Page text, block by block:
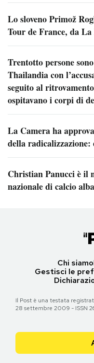
Lo sloveno Primož
Tour de France, da
Trentotto persone
Thailandia con
seguito al
ospitavano i corpi di
La Camera ha
della radicalizzazione:
Christian Panucci è il
nazionale di calcio
Chi siamo
Gestisci le
Il Post è una testata
28 settembre 2009 - ISSN